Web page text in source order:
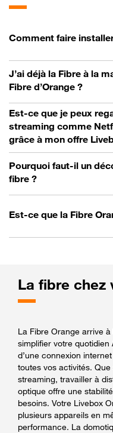
Comment faire
J’ai déjà la Fibre à la
Fibre d’Orange ?
Est-ce que je peux
streaming comme
grâce à mon offre
Pourquoi faut-il un
fibre ?
Est-ce que la Fibre
La fibre chez
La Fibre Orange arrive
simplifier votre
d’une connexion
toutes vos activités.
streaming, travailler à
optique offre une
besoins. Votre Livebox
plusieurs appareils en
performance. La